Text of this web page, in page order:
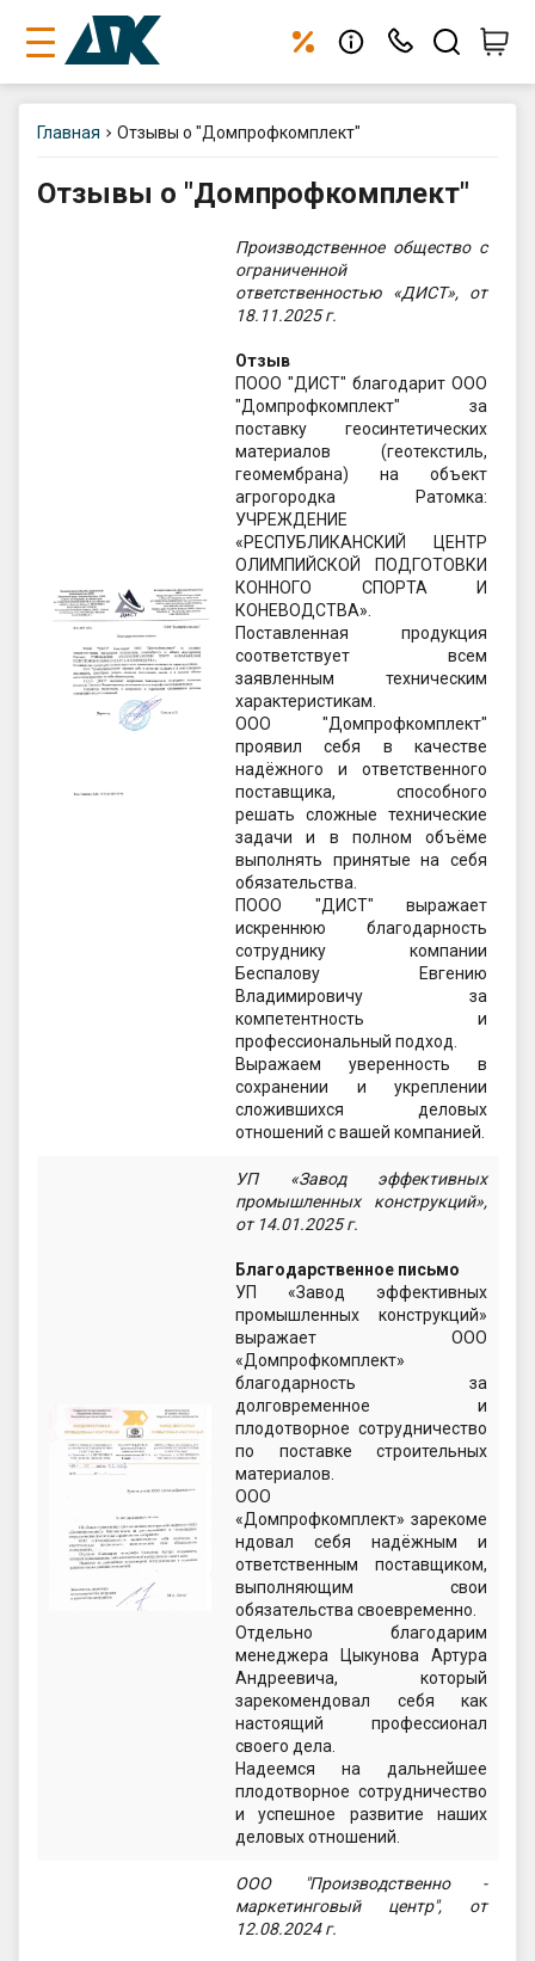
Позвонить нам:
+375 17 336 33 97
Подписывайтесь 👉@dpk_minsk
Телефон склада:
Самовывоз (оптово-розничный
склад):
г. Минск, Меньковский тракт 2
(авторынок Малиновка)
Пн.-пт. 9:00-17:00
Сб. 9:00-13:30
Вс. выходной
GPS координаты проезда к
складу:
53.85987990162563,27.420653302
90123
sales@profkomplekt.by
Главная Отзывы о "Домпрофкомплект"
Отзывы о "Домпрофкомплект"
Производственное общество с
ограниченной
ответственностью «ДИСТ», от
18.11.2025 г.
Отзыв
ПООО "ДИСТ" благодарит ООО
"Домпрофкомплект" за
поставку геосинтетических
материалов (геотекстиль,
геомембрана) на объект
агрогородка Ратомка:
УЧРЕЖДЕНИЕ
«РЕСПУБЛИКАНСКИЙ ЦЕНТР
ОЛИМПИЙСКОЙ ПОДГОТОВКИ
КОННОГО СПОРТА И
КОНЕВОДСТВА».
Поставленная продукция
соответствует всем
заявленным техническим
характеристикам.
ООО "Домпрофкомплект"
проявил себя в качестве
надёжного и ответственного
поставщика, способного
решать сложные технические
задачи и в полном объёме
выполнять принятые на себя
обязательства.
ПООО "ДИСТ" выражает
искреннюю благодарность
сотруднику компании
Беспалову Евгению
Владимировичу за
компетентность и
профессиональный подход.
Выражаем уверенность в
сохранении и укреплении
сложившихся деловых
отношений с вашей компанией.
УП «Завод эффективных
промышленных конструкций»,
от 14.01.2025 г.
Благодарственное письмо
УП «Завод эффективных
промышленных конструкций»
выражает ООО
«Домпрофкомплект»
благодарность за
долговременное и
плодотворное сотрудничество
по поставке строительных
материалов.
ООО
«Домпрофкомплект» зарекоме
ндовал себя надёжным и
ответственным поставщиком,
выполняющим свои
обязательства своевременно.
Отдельно благодарим
менеджера Цыкунова Артура
Андреевича, который
зарекомендовал себя как
настоящий профессионал
своего дела.
Надеемся на дальнейшее
плодотворное сотрудничество
и успешное развитие наших
деловых отношений.
ООО "Производственно -
маркетинговый центр", от
12.08.2024 г.